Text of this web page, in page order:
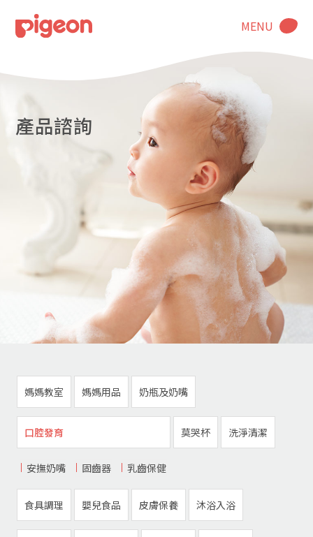
MENU
產品諮詢
媽媽教室 媽媽用品 奶瓶及奶嘴
口腔發育
安撫奶嘴 固齒器 乳齒保健
莫哭杯 洗淨清潔
食具調理 嬰兒食品 皮膚保養 沐浴入浴